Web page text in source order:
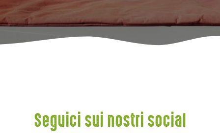
Seguici sui nostri social